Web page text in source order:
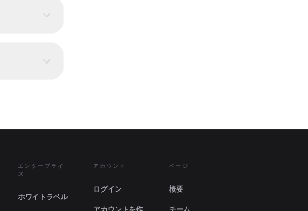
エンタープライ
ズ
ホワイトラベル
アカウント
ログイン
アカウントを作
ページ
概要
チーム